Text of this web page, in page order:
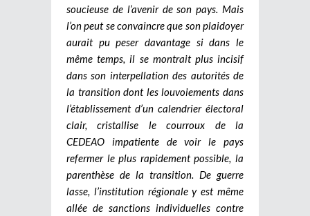
soucieuse de l’avenir de son pays. Mais
l’on peut se convaincre que son plaidoyer
aurait pu peser davantage si dans le
même temps, il se montrait plus incisif
dans son interpellation des autorités de
la transition dont les louvoiements dans
l’établissement d’un calendrier électoral
clair, cristallise le courroux de la
CEDEAO impatiente de voir le pays
refermer le plus rapidement possible, la
parenthèse de la transition. De guerre
lasse, l’institution régionale y est même
allée de sanctions individuelles contre